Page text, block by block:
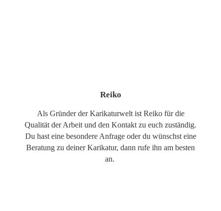
Reiko
Als Gründer der Karikaturwelt ist Reiko für die
Qualität der Arbeit und den Kontakt zu euch zuständig.
Du hast eine besondere Anfrage oder du wünschst eine
Beratung zu deiner Karikatur, dann rufe ihn am besten
an.